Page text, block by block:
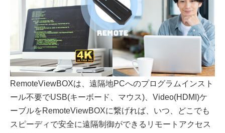
RemoteViewBOXは、遠隔地PCへのプログラムインスト
ール不要でUSB(キーボード、マウス)、Video(HDMI)ケ
ーブルをRemoteViewBOXに繋げれば、いつ、どこでも
スピーディで安全に遠隔制御ができるリモートアクセス